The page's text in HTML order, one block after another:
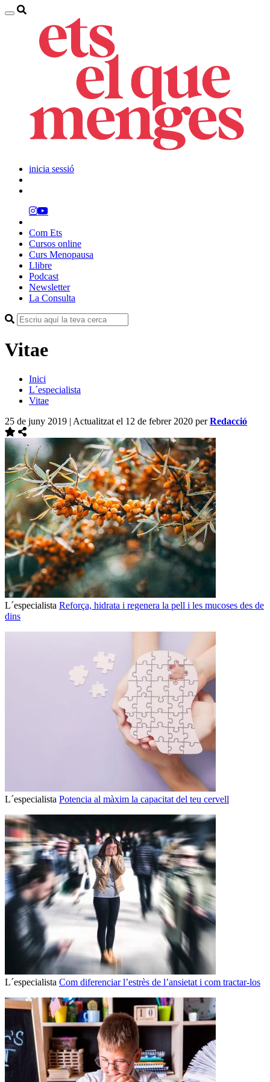
inicia sessió
Com Ets
Cursos online
Curs Menopausa
Llibre
Podcast
Newsletter
La Consulta
Vitae
Inici
L´especialista
Vitae
25 de juny 2019 | Actualitzat el 12 de febrer 2020 perRedacció
L´especialista Reforça, hidrata i regenera la pell i les mucoses des de
dins
L´especialista Potencia al màxim la capacitat del teu cervell
L´especialista Com diferenciar l’estrès de l’ansietat i com tractar-los